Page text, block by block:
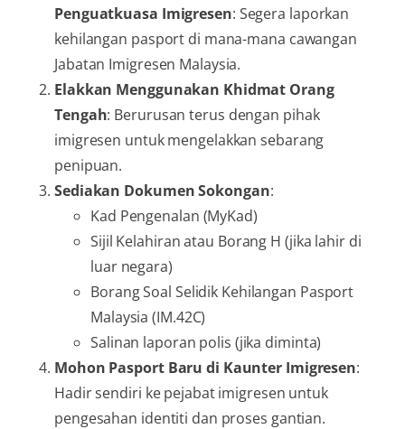
Penguatkuasa Imigresen: Segera laporkan
kehilangan pasport di mana-mana cawangan
Jabatan Imigresen Malaysia.
Elakkan Menggunakan Khidmat Orang
Tengah: Berurusan terus dengan pihak
imigresen untuk mengelakkan sebarang
penipuan.
Sediakan Dokumen Sokongan:
Kad Pengenalan (MyKad)
Sijil Kelahiran atau Borang H (jika lahir di
luar negara)
Borang Soal Selidik Kehilangan Pasport
Malaysia (IM.42C)
Salinan laporan polis (jika diminta)
Mohon Pasport Baru di Kaunter Imigresen:
Hadir sendiri ke pejabat imigresen untuk
pengesahan identiti dan proses gantian.